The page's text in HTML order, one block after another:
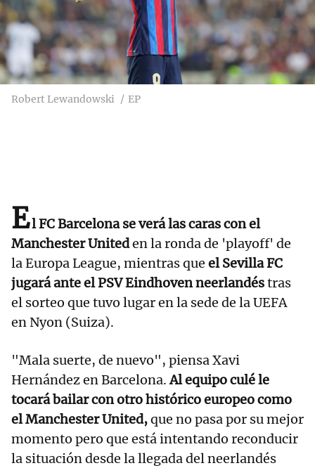
Robert Lewandowski EP
El FC Barcelona se verá las caras con el
Manchester Uniteden la ronda de 'playoff' de
la Europa League, mientras que el Sevilla FC
jugará ante el PSV Eindhoven neerlandéstras
el sorteo que tuvo lugar en la sede de la UEFA
en Nyon (Suiza).
"Mala suerte, de nuevo", piensa Xavi
Hernández en Barcelona.Al equipo culé le
tocará bailar con otro histórico europeo como
el Manchester United,que no pasa por su mejor
momento pero que está intentando reconducir
la situación desde la llegada del neerlandés